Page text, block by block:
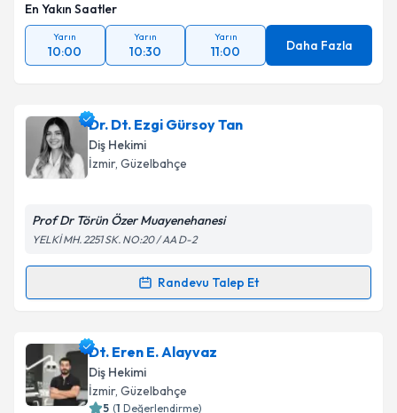
En Yakın Saatler
Yarın
10:00
Yarın
10:30
Yarın
11:00 Daha Fazla
Dr. Dt. Ezgi Gürsoy Tan
Diş Hekimi
İzmir, Güzelbahçe
Prof Dr Törün Özer Muayenehanesi
YELKİ MH. 2251 SK. NO:20 / AA D-2
Randevu Talep Et
Randevu Takvimi Talebi
Dr. Dt. Ezgi Gürsoy Taniçin randevu takvimi talebi
oluşturun. Size bu uzmandan randevu almanız için bir
takvim hazırlandığında e-posta ile bilgilendireceğiz.
Dt. Eren E. Alayvaz
Diş Hekimi
İzmir, Güzelbahçe
5 (1 Değerlendirme)